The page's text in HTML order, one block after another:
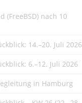
(FreeBSD) nach 10
14.–20. Juli 2026
6.–12. Juli 2026
in Hamburg